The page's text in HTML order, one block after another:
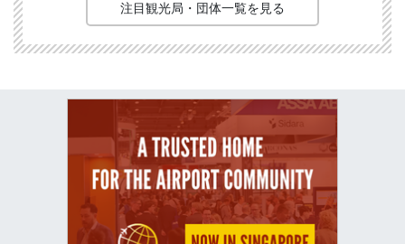
注目観光局・団体一覧を見る